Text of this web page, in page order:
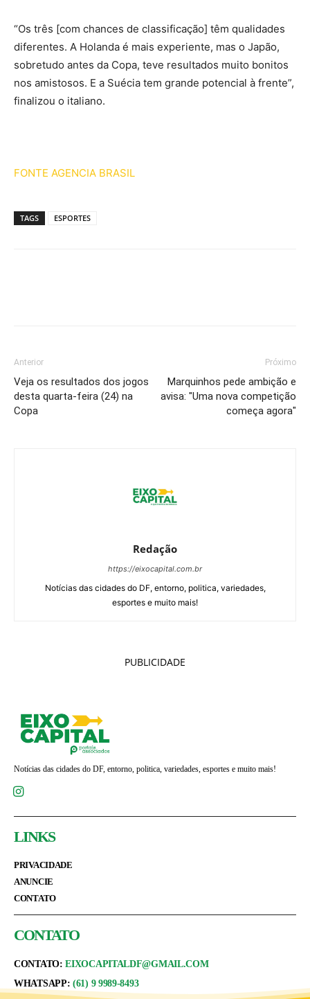
“Os três [com chances de classificação] têm qualidades
diferentes. A Holanda é mais experiente, mas o Japão,
sobretudo antes da Copa, teve resultados muito bonitos
nos amistosos. E a Suécia tem grande potencial à frente”,
finalizou o italiano.
FONTE AGENCIA BRASIL
TAGS ESPORTES
Anterior
Veja os resultados dos jogos
desta quarta-feira (24) na
Copa
Próximo
Marquinhos pede ambição e
avisa: "Uma nova competição
começa agora"
Redação
https://eixocapital.com.br
Notícias das cidades do DF, entorno, politica, variedades,
esportes e muito mais!
PUBLICIDADE
Notícias das cidades do DF, entorno, politica, variedades, esportes e muito mais!
LINKS
PRIVACIDADE
ANUNCIE
CONTATO
CONTATO
CONTATO:EIXOCAPITALDF@GMAIL.COM
WHATSAPP: (61) 9 9989-8493